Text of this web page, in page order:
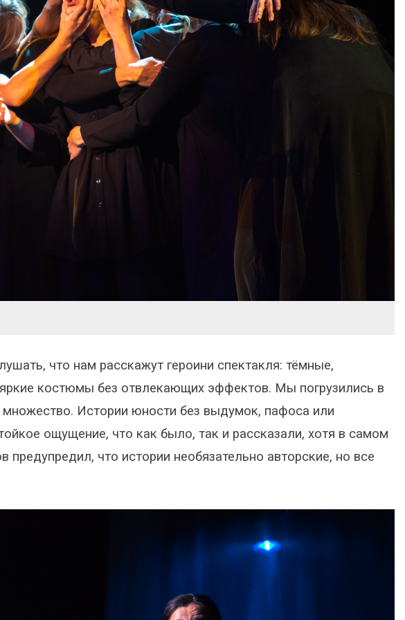
что нам расскажут героини спектакля: тёмные,
костюмы без отвлекающих эффектов. Мы погрузились в
множество. Истории юности без выдумок, пафоса или
ощущение, что как было, так и рассказали, хотя в самом
что истории необязательно авторские, но все